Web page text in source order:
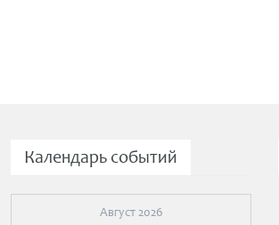
Календарь событий
Август 2026